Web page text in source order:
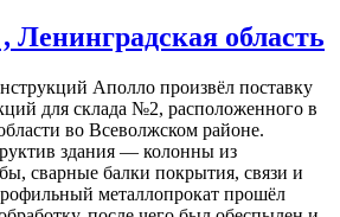
область
Аполло произвёл поставку
для склада №2, расположенного в
во Всеволжском районе.
здания — колонны из
сварные балки покрытия, связи и
металлопрокат прошёл